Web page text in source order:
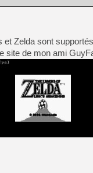
[GK] Wo Long 2 évolue
[GK] Crossfire : un TPS à
[LS] [PS5] Premiers
[Mo5] DOOM arrive en
[GK] Bethesda fête les 30
[GK] Roblox : l'action en
[GK] Agenda - GeForce
[LS] [PS5] ps5-y2jb-
et Zelda sont
site de mon ami